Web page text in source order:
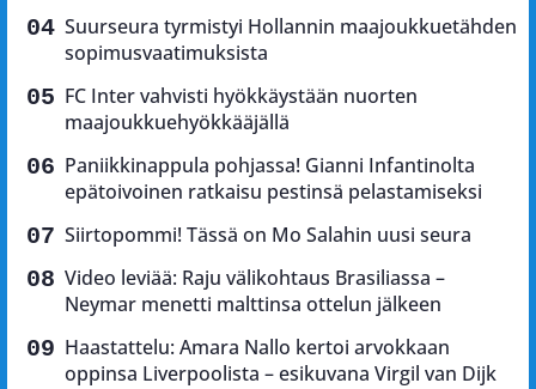
Suurseura tyrmistyi Hollannin maajoukkuetähden
sopimusvaatimuksista
FC Inter vahvisti hyökkäystään nuorten
maajoukkuehyökkääjällä
Paniikkinappula pohjassa! Gianni Infantinolta
epätoivoinen ratkaisu pestinsä pelastamiseksi
Siirtopommi! Tässä on Mo Salahin uusi seura
Video leviää: Raju välikohtaus Brasiliassa –
Neymar menetti malttinsa ottelun jälkeen
Haastattelu: Amara Nallo kertoi arvokkaan
oppinsa Liverpoolista – esikuvana Virgil van Dijk